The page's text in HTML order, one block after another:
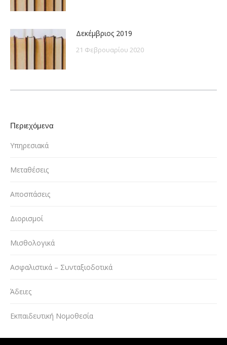
Δεκέμβριος 2019
21 Φεβρουαρίου 2020
Περιεχόμενα
Υπηρεσιακά
Μεταθέσεις
Αποσπάσεις
Διορισμοί
Μισθολογικά
Ασφαλιστικά – Συνταξιοδοτικά
Άδειες
Εκπαιδευτική Νομοθεσία